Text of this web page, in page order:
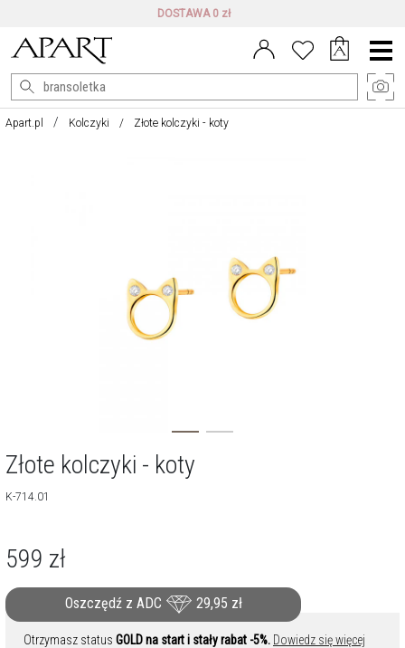
DARMOWE ZWROTY DO 100 DNI
Menu
główne
Apart.pl Kolczyki Złote kolczyki - koty
Złote kolczyki - koty
K-714.01
599 zł
Oszczędź z ADC 29,95 zł
Otrzymasz status GOLD na start i stały rabat -5%. Dowiedz się więcej